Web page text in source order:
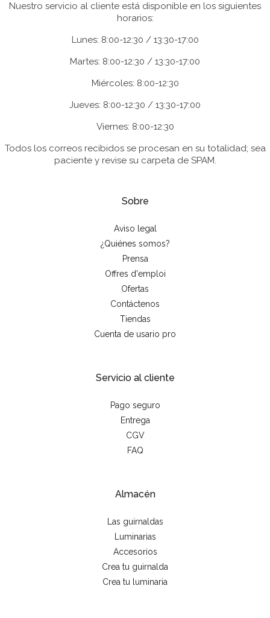
Nuestro servicio al cliente está disponible en los siguientes
horarios:
Lunes: 8:00-12:30 / 13:30-17:00
Martes: 8:00-12:30 / 13:30-17:00
Miércoles: 8:00-12:30
Jueves: 8:00-12:30 / 13:30-17:00
Viernes: 8:00-12:30
Todos los correos recibidos se procesan en su totalidad; sea
paciente y revise su carpeta de SPAM.
Sobre
Aviso legal
¿Quiénes somos?
Prensa
Offres d'emploi
Ofertas
Contáctenos
Tiendas
Cuenta de usario pro
Servicio al cliente
Pago seguro
Entrega
CGV
FAQ
Almacén
Las guirnaldas
Luminarias
Accesorios
Crea tu guirnalda
Crea tu luminaria